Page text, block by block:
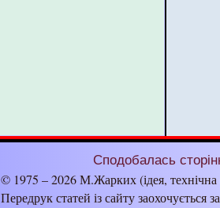
Сподобалась
© 1975 – 2026 М.Жарких (ідея,
Передрук статей із сайту заохочується